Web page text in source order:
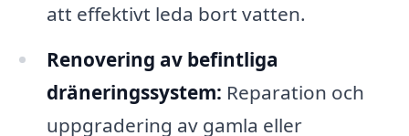
att effektivt leda bort vatten.
Renovering av befintliga
dräneringssystem: Reparation och
uppgradering av gamla eller